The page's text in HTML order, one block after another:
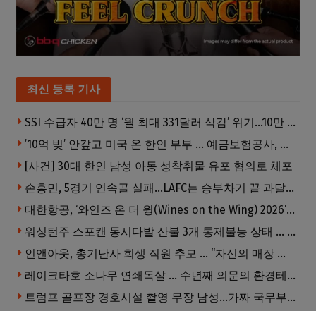
최신 등록 기사
SSI 수급자 40만 명 ‘월 최대 331달러 삭감’ 위기…10만 명은 수급자격 상실
’10억 빚’ 안갚고 미국 온 한인 부부 … 예금보험공사, 미국서 소송
[사건] 30대 한인 남성 아동 성착취물 유포 혐의로 체포
손흥민, 5경기 연속골 실패…LAFC는 승부차기 끝 과달라하라 격파
대한항공, ‘와인즈 온 더 윙(Wines on the Wing) 2026’ 5개 부문 수상
워싱턴주 스포캔 동시다발 산불 3개 통제불능 상태 … 이재민 수십만명
인앤아웃, 총기난사 희생 직원 추모 … “자신의 매장 운영이 꿈이었다”
레이크타호 소나무 연쇄독살 … 수년째 의문의 환경테러
트럼프 골프장 경호시설 촬영 무장 남성…가짜 국무부 직원 행세까지